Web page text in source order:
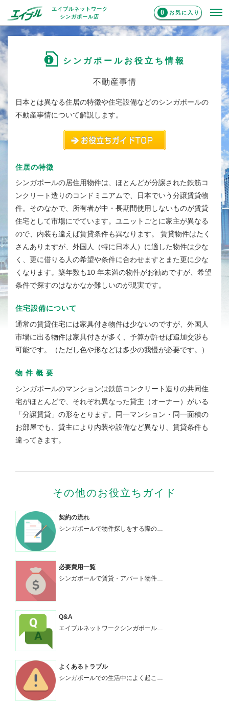
エイブルネットワーク
シンガポール店
0 お気に入り
シンガポールお役立ち情報
不動産事情
日本とは異なる住居の特徴や住宅設備などのシンガポールの
不動産事情について解説します。
住居の特徴
シンガポールの居住用物件は、ほとんどが分譲された鉄筋コ
ンクリート造りのコンドミニアムで、日本でいう分譲賃貸物
件。そのなかで、所有者が中・長期間使用しないものが賃貸
住宅として市場にでています。ユニットごとに家主が異なる
ので、内装も違えば賃貸条件も異なります。 賃貸物件はたく
さんありますが、外国人（特に日本人）に適した物件は少な
く、更に借りる人の希望や条件に合わせますとまた更に少な
くなります。築年数も10 年未満の物件がお勧めですが、希望
条件で探すのはなかなか難しいのが現実です。
住宅設備について
通常の賃貸住宅には家具付き物件は少ないのですが、外国人
市場に出る物件は家具付きが多く、予算が許せば追加交渉も
可能です。（ただし色や形などは多少の我慢が必要です。）
物 件 概 要
シンガポールのマンションは鉄筋コンクリート造りの共同住
宅がほとんどで、それぞれ異なった貸主（オーナー）がいる
「分譲賃貸」の形をとります。同一マンション・同一面積の
お部屋でも、貸主により内装や設備など異なり、賃貸条件も
違ってきます。
その他のお役立ちガイド
契約の流れ
シンガポールで物件探しをする際の…
必要費用一覧
シンガポールで賃貸・アパート物件…
Q&A
エイブルネットワークシンガポール…
よくあるトラブル
シンガポールでの生活中によく起こ…